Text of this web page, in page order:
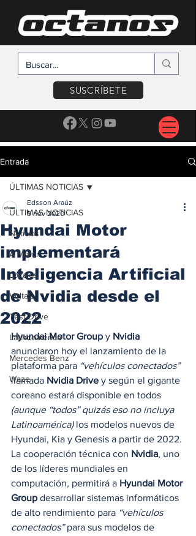
SUSCRÍBETE
Entrada
ÚLTIMAS NOTICIAS
Noticias
A Motor
Locales
Voltaje
Test Drive
Latinoamérica
Mercedes Benz
Waze
ÚLTIMAS NOTICIAS
Hyundai Motor
implementará
Inteligencia Artificial
de Nvidia desde el
2022
Edsson Araúz
9 nov 2020
Hyundai Motor Group y Nvidia
anunciaron hoy el lanzamiento de la
plataforma para “vehículos conectados”
llamada Nvidia Drive y según el gigante
coreano estará disponible en todos
(aunque “todos” quizás eso no incluya
Latinoamérica) los modelos nuevos de
Hyundai, Kia y Genesis a partir de 2022.
La cooperación técnica con Nvidia, uno
de los líderes mundiales en
computación, permitirá a Hyundai Motor
Group desarrollar sistemas informáticos
de alto rendimiento para “vehículos
conectados” para sus modelos de